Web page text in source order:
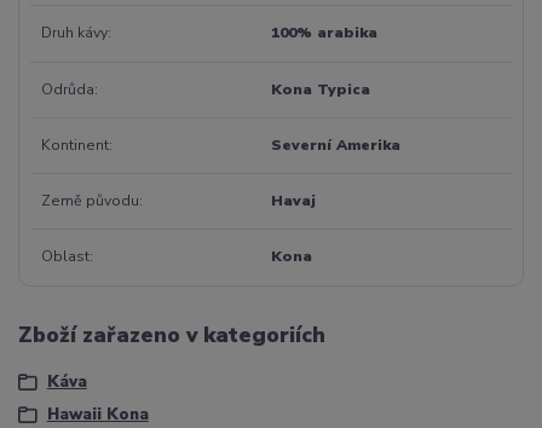
Druh kávy 100% arabika
Odrůda Kona Typica
Kontinent Severní Amerika
Země původu Havaj
Oblast Kona
Zboží zařazeno v kategoriích
Káva
Hawaii Kona